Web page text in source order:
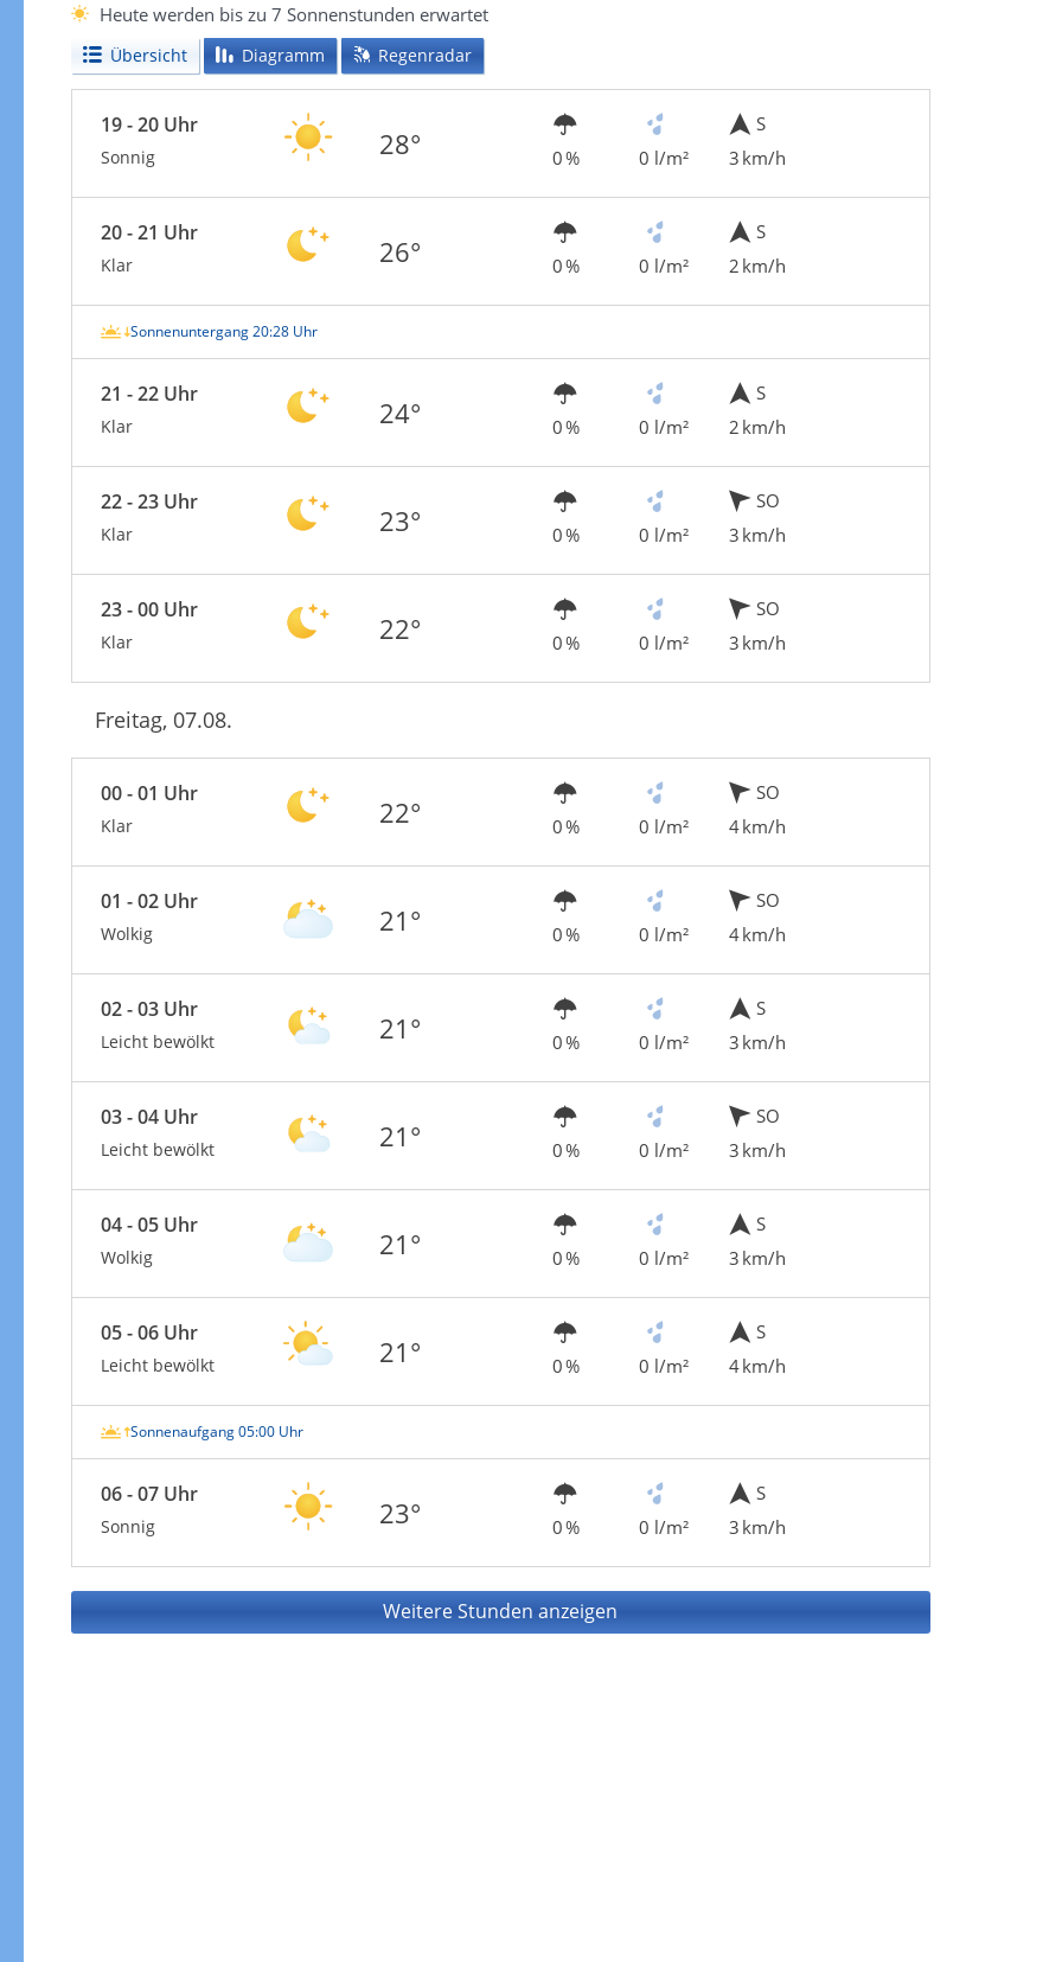
Heute werden bis zu 7 Sonnenstunden erwartet
Übersicht Diagramm Regenradar
19 - 20 Uhr
Sonnig 28° 0 % 0 l/m²
S
3 km/h
20 - 21 Uhr
Klar 26° 0 % 0 l/m²
S
2 km/h
Sonnenuntergang 20:28 Uhr
21 - 22 Uhr
Klar 24° 0 % 0 l/m²
S
2 km/h
22 - 23 Uhr
Klar 23° 0 % 0 l/m²
SO
3 km/h
23 - 00 Uhr
Klar 22° 0 % 0 l/m²
SO
3 km/h
Freitag, 07.08.
00 - 01 Uhr
Klar 22° 0 % 0 l/m²
SO
4 km/h
01 - 02 Uhr
Wolkig 21° 0 % 0 l/m²
SO
4 km/h
02 - 03 Uhr
Leicht bewölkt 21° 0 % 0 l/m²
S
3 km/h
03 - 04 Uhr
Leicht bewölkt 21° 0 % 0 l/m²
SO
3 km/h
04 - 05 Uhr
Wolkig 21° 0 % 0 l/m²
S
3 km/h
05 - 06 Uhr
Leicht bewölkt 21° 0 % 0 l/m²
S
4 km/h
Sonnenaufgang 05:00 Uhr
06 - 07 Uhr
Sonnig 23° 0 % 0 l/m²
S
3 km/h
Weitere Stunden anzeigen